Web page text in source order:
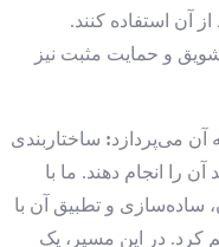
آن استفاده کنند.
و حمایت مثبت نیز
می‌پردازد: ساختاربندی
را انجام دهند. ما با
ساده‌سازی و تطبیق آن با
کرد. در این مسیر، یک